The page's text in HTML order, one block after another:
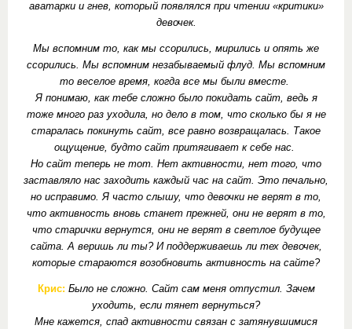
аватарки и гнев, который появлялся при чтении «критики»
девочек.
Мы вспомним то, как мы ссорились, мирились и опять же
ссорились. Мы вспомним незабываемый флуд. Мы вспомним
то веселое время, когда все мы были вместе.
Я понимаю, как тебе сложно было покидать сайт, ведь я
тоже много раз уходила, но дело в том, что сколько бы я не
старалась покинуть сайт, все равно возвращалась. Такое
ощущение, будто сайт притягивает к себе нас.
Но сайт теперь не тот. Нет активности, нет того, что
заставляло нас заходить каждый час на сайт. Это печально,
но исправимо. Я часто слышу, что девочки не верят в то,
что активность вновь станет прежней, они не верят в то,
что старички вернутся, они не верят в светлое будущее
сайта. А веришь ли ты? И поддерживаешь ли тех девочек,
которые стараются возобновить активность на сайте?
Крис: Было не сложно. Сайт сам меня отпустил. Зачем
уходить, если тянет вернуться?
Мне кажется, спад активности связан с затянувшимися